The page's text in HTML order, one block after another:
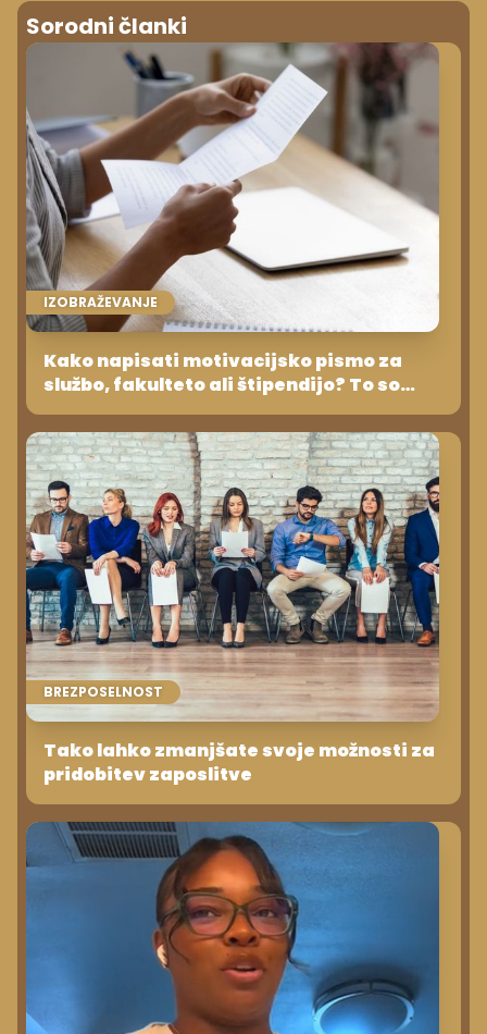
Sorodni članki
IZOBRAŽEVANJE
Kako napisati motivacijsko pismo za
službo, fakulteto ali štipendijo? To so
podrobna navodila
BREZPOSELNOST
Tako lahko zmanjšate svoje možnosti za
pridobitev zaposlitve